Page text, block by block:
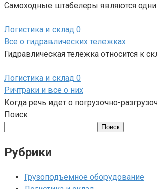
Самоходные штабелеры являются
Логистика и склад 0
Все о гидравлических тележках
Гидравлическая тележка относится к
Логистика и склад 0
Ричтраки и все о них
Когда речь идет о погрузочно-
Поиск
Поиск
Рубрики
Грузоподъемное оборудование